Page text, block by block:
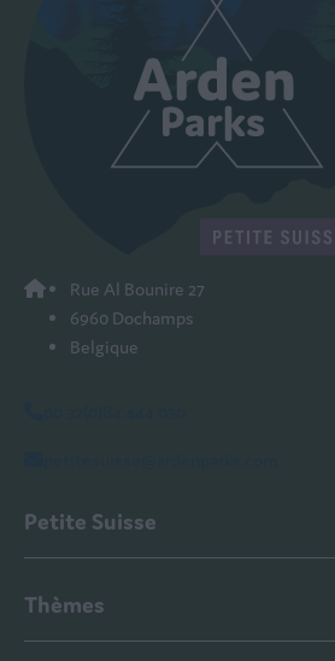
Rue Al Bounire 27
6960 Dochamps
Belgique
Petite Suisse
Thèmes